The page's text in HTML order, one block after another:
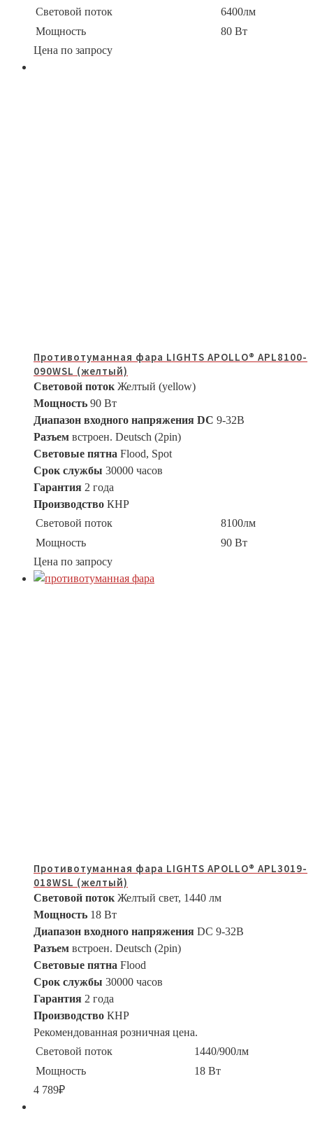
Световой поток
6400лм
Мощность
80 Вт
Цена по запросу
Противотуманная фара LIGHTS APOLLO® APL8100-
090WSL (желтый)
Световой поток Желтый (yellow)
Мощность 90 Вт
Диапазон входного напряжения DC 9-32В
Разъем встроен. Deutsch (2pin)
Световые пятна Flood, Spot
Срок службы 30000 часов
Гарантия 2 года
Производство КНР
Световой поток
8100лм
Мощность
90 Вт
Цена по запросу
Противотуманная фара LIGHTS APOLLO® APL3019-
018WSL (желтый)
Световой поток Желтый свет, 1440 лм
Мощность 18 Вт
Диапазон входного напряжения DC 9-32В
Разъем встроен. Deutsch (2pin)
Световые пятна Flood
Срок службы 30000 часов
Гарантия 2 года
Производство КНР
Рекомендованная розничная цена.
Световой поток
1440/900лм
Мощность
18 Вт
4 789₽